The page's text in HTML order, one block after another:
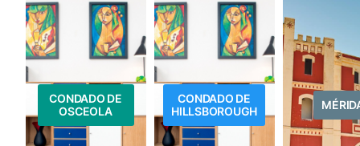
CONDADO DE
OSCEOLA
CONDADO DE
HILLSBOROUGH